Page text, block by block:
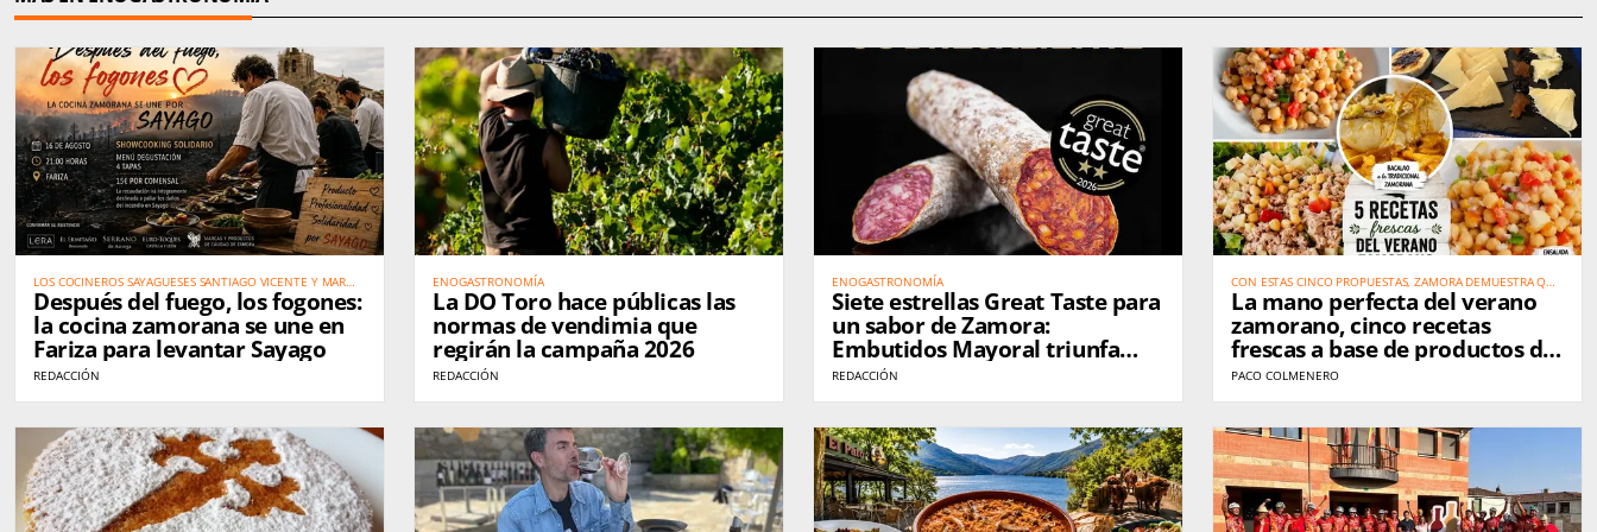
LOS COCINEROS SAYAGUESES SANTIAGO VICENTE Y MAR
MARCOS IMPULSAN UNA GRAN CITA SOLIDARIA EL 16 DE
AGOSTO
Después del fuego, los fogones:
la cocina zamorana se une en
Fariza para levantar Sayago
REDACCIÓN
ENOGASTRONOMÍA
La DO Toro hace públicas las
normas de vendimia que
regirán la campaña 2026
REDACCIÓN
ENOGASTRONOMÍA
Siete estrellas Great Taste para
un sabor de Zamora:
Embutidos Mayoral triunfa
entre los mejores productos
internacionales
REDACCIÓN
CON ESTAS CINCO PROPUESTAS, ZAMORA DEMUESTRA QUE
TAMBIÉN SABE COMBATIR EL CALOR CON LA MEJOR
GASTRONOMÍA
La mano perfecta del verano
zamorano, cinco recetas
frescas a base de productos de
Zamora
PACO COLMENERO